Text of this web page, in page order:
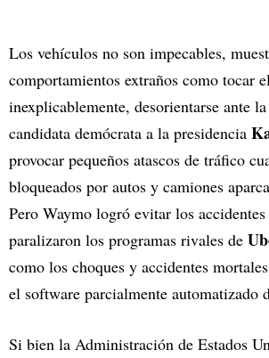
Los vehículos no son impecables,
comportamientos extraños como tocar
inexplicablemente, desorientarse ante
candidata demócrata a la presidencia
provocar pequeños atascos de tráfico
bloqueados por autos y camiones
Pero Waymo logró evitar los accidentes
paralizaron los programas rivales de
como los choques y accidentes
el software parcialmente automatizado
Si bien la Administración de Estados